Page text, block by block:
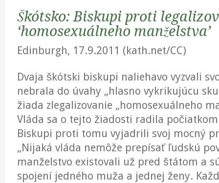
Škótsko: Biskupi proti
‘homosexuálneho manželstva’
Edinburgh, 17.9.2011 (kath.net/CC)
Dvaja škótski biskupi naliehavo vyzvali
nebrala do úvahy „hlasno vykrikujúcu
žiada zlegalizovanie „homosexuálneho
Vláda sa o tejto žiadosti radila
Biskupi proti tomu vyjadrili svoj mocný
„Nijaká vláda nemôže prepísať ľudskú
manželstvo existovali už pred štátom a
spojení jedného muža a jednej ženy.